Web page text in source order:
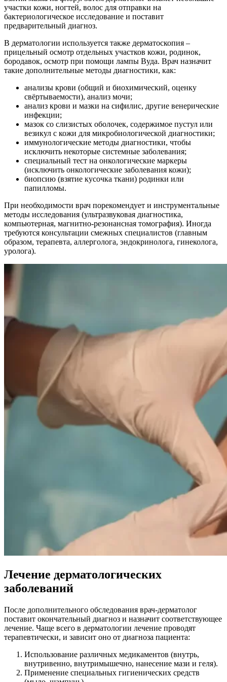
участки кожи, ногтей, волос для отправки на
бактериологическое исследование и поставит
предварительный диагноз.
В дерматологии используется также дерматоскопия –
прицельный осмотр отдельных участков кожи, родинок,
бородавок, осмотр при помощи лампы Вуда. Врач назначит
такие дополнительные методы диагностики, как:
анализы крови (общий и биохимический, оценку
свёртываемости), анализ мочи;
анализ крови и мазки на сифилис, другие венерические
инфекции;
мазок со слизистых оболочек, содержимое пустул или
везикул с кожи для микробиологической диагностики;
иммунологические методы диагностики, чтобы
исключить некоторые системные заболевания;
специальный тест на онкологические маркеры
(исключить онкологические заболевания кожи);
биопсию (взятие кусочка ткани) родинки или
папилломы.
При необходимости врач порекомендует и инструментальные
методы исследования (ультразвуковая диагностика,
компьютерная, магнитно-резонансная томография). Иногда
требуются консультации смежных специалистов (главным
образом, терапевта, аллерголога, эндокринолога, гинеколога,
уролога).
Лечение дерматологических
заболеваний
После дополнительного обследования врач-дерматолог
поставит окончательный диагноз и назначит соответствующее
лечение. Чаще всего в дерматологии лечение проводят
терапевтически, и зависит оно от диагноза пациента:
Использование различных медикаментов (внутрь,
внутривенно, внутримышечно, нанесение мази и геля).
Применение специальных гигиенических средств